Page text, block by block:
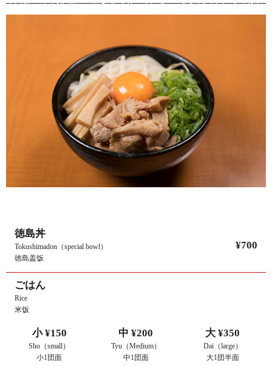
徳島丼
Tokushimadon（special bowl）
徳島盖饭
¥700
ごはん
Rice
米饭
小 ¥150
Sho（small）
小1団面
中 ¥200
Tyu（Medium）
中1団面
大 ¥350
Dai（large）
大1団半面